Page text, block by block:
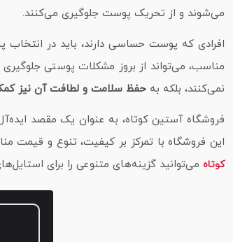
می‌شوند و از تحریک پوست جلوگیری می‌کنند.
افرادی که پوست حساسی دارند، باید در
مناسب، می‌تواند از بروز مشکلات پوستی جلوگیری
نمی‌کنند، بلکه به حفظ سلامت و لطافت آن نیز
فروشگاه آستین کوتاه، به عنوان یک مقصد
این فروشگاه با تمرکز بر کیفیت، تنوع و قیمت
کوتاه می‌توانید گزینه‌های متنوعی را برای